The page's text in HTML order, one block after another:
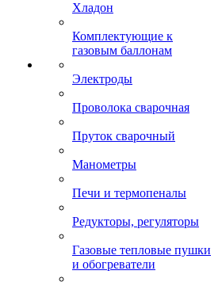
Хладон
Комплектующие к
газовым баллонам
Электроды
Проволока сварочная
Пруток сварочный
Манометры
Печи и термопеналы
Редукторы, регуляторы
Газовые тепловые пушки
и обогреватели